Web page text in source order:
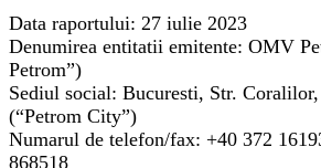
Data raportului: 27 iulie 2023
Denumirea entitatii emitente: OMV
Petrom”)
Sediul social: Bucuresti, Str.
(“Petrom City”)
Numarul de telefon/fax: +40 372
868518